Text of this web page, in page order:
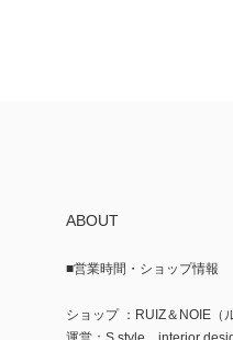
ABOUT
■営業時間・ショップ情報
ショップ ：RUIZ＆NOIE（